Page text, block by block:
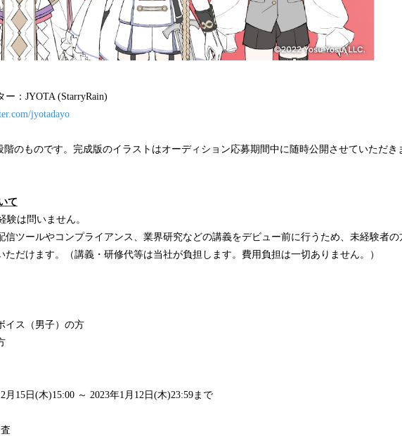
：JYOTA (StarryRain)
jyotadayo
のものです。完成版のイラストはオーディション応募期間中に随時公開させていただき
て
験は問いません。
信ツールやコンプライアンス、業界研究などの講義をデビュー前に行うため、未経験者の
ただけます。（講義・研修代等は当社が負担します。費用負担は一切ありません。）
イス（男子）の方
月15日(木)15:00 ～ 2023年1月12日(木)23:59まで